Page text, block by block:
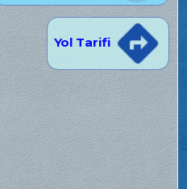
Yol Tarifi